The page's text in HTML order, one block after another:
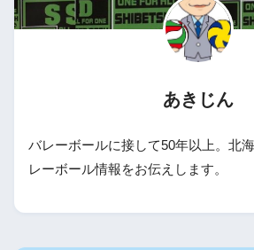
あきじん
バレーボールに接して50年以上。北
レーボール情報をお伝えします。